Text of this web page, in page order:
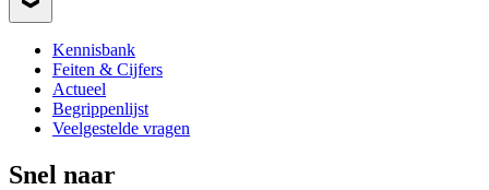
Kennisbank
Feiten & Cijfers
Actueel
Begrippenlijst
Veelgestelde vragen
Snel naar